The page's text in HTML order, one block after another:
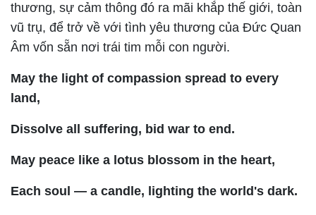
thương, sự cảm thông đó ra mãi khắp thế giới, toàn
vũ trụ, để trở về với tình yêu thương của Đức Quan
Âm vốn sẵn nơi trái tim mỗi con người.
May the light of compassion spread to every
land,
Dissolve all suffering, bid war to end.
May peace like a lotus blossom in the heart,
Each soul — a candle, lighting the world's dark.